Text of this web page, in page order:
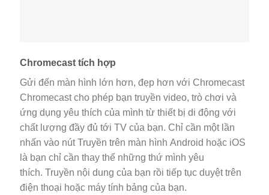
Chromecast tích hợp
Gửi đến màn hình lớn hơn, đẹp hơn với Chromecast
Chromecast cho phép bạn truyền video, trò chơi và
ứng dụng yêu thích của mình từ thiết bị di động với
chất lượng đầy đủ tới TV của bạn. Chỉ cần một lần
nhấn vào nút Truyền trên màn hình Android hoặc iOS
là bạn chỉ cần thay thế những thứ mình yêu
thích. Truyền nội dung của bạn rồi tiếp tục duyệt trên
điện thoại hoặc máy tính bảng của bạn.